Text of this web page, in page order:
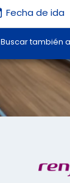
Buscar también